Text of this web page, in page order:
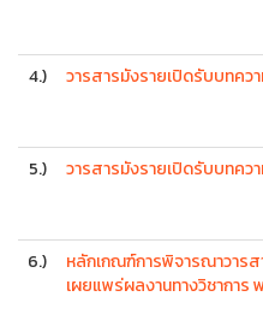
4.)
วารสารมังรายเปิดรับบทคว
5.)
วารสารมังรายเปิดรับบทคว
6.)
หลักเกณฑ์การพิจารณาวารส
เผยแพร่ผลงานทางวิชาการ